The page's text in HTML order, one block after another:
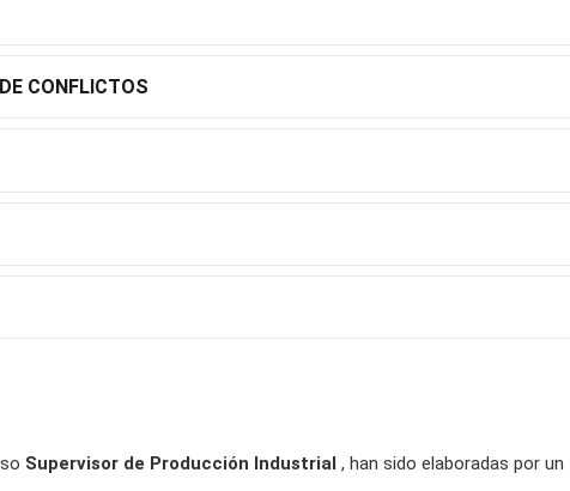
CONFLICTOS
Supervisor de Producción Industrial , han sido elaboradas por un